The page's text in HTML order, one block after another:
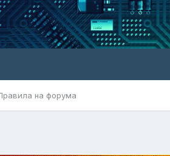
на форума